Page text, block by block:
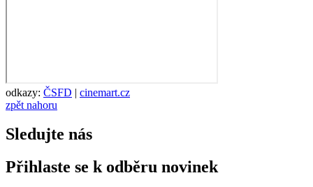
odkazy: ČSFD | cinemart.cz
zpět nahoru
Sledujte nás
Přihlaste se k odběru novinek